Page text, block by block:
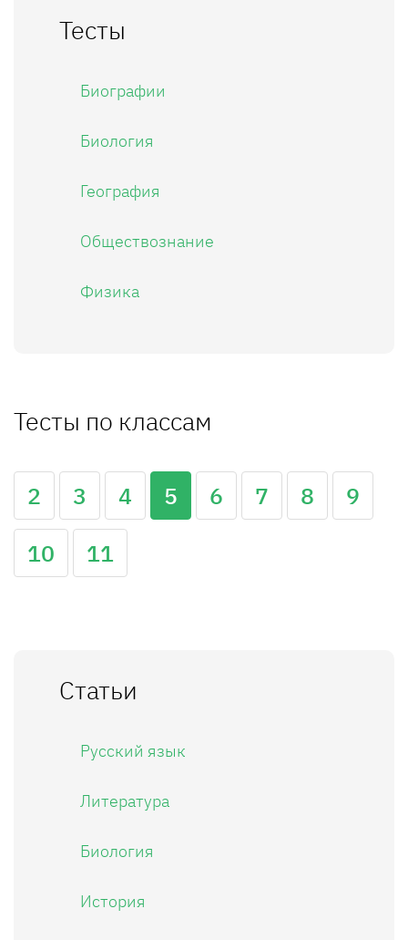
Тесты
Биографии
Биология
География
Обществознание
Физика
Тесты по классам
2 3 4 5 6 7 8
9
10
11
Статьи
Русский язык
Литература
Биология
История